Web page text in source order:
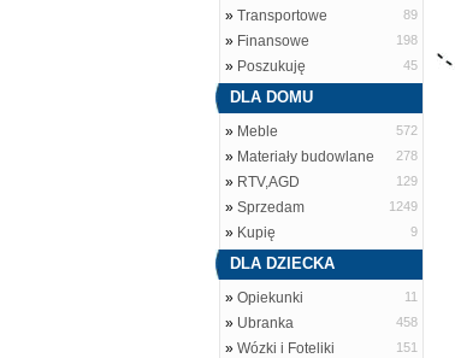
» Transportowe 89
» Finansowe 198
» Poszukuję 45
DLA DOMU
» Meble 572
» Materiały budowlane 278
» RTV,AGD 129
» Sprzedam 1249
» Kupię 9
DLA DZIECKA
» Opiekunki 11
» Ubranka 458
» Wózki i Foteliki 151